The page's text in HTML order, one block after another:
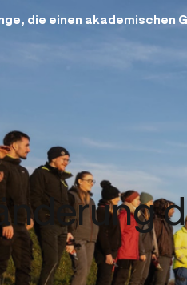
die einen akademischen